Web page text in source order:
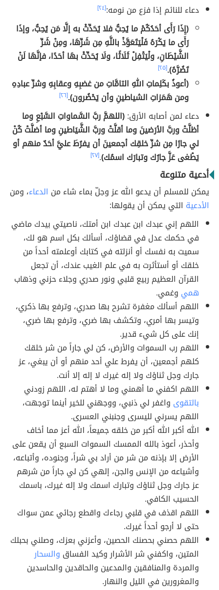
دعاء للنائم إذا فزع من نومه:[٢٤]
(إِذَا رَأَى أحَدُكُمْ ما يُحِبُّ فلا يُحَدِّثْ به إلَّا مَن يُحِبُّ، وإذَا
رَأَى ما يَكْرَهُ فَلْيَتَعَوَّذْ باللَّهِ مِن شَرِّهَا، ومِنْ شَرِّ
الشَّيْطَانِ، ولْيَتْفِلْ ثَلَاثًا، ولَا يُحَدِّثْ بهَا أحَدًا، فإنَّهَا لَنْ
تَضُرَّهُ).[٢٥]
(أعوذُ بكَلِماتِ اللهِ التامَّاتِ من غضبِهِ وعقابِهِ وشرِّ عبادِهِ
ومن هَمَزاتِ الشياطينِ وأن يَحْضُرون).[٢٦]
دعاء لمن أصابه الأرق:(اللهمَّ ربَّ السَّماواتِ السَّبْعِ وما
أظلَّتْ وربَّ الأرَضينَ وما أقلَّتْ وربَّ الشَّيَاطينِ وما أضلَّتْ كُنْ
لي جارًا مِن شرِّ خلقِك أجمعينَ أن يفرُطَ عليَّ أحَدٌ منهم أو
يَطْغى عَزَّ جارُك وتبارَك اسمُك).[٢٧]
أدعية متنوعة
يمكن للمسلم أن يدعو الله عز وجلّ بماء شاء من الدعاء، ومن
الأدعية التي يمكن أن يقولها:
اللهم إني عبدك ابن عبدك ابن أمتك، ناصيتي بيدك ماضي
في حكمك عدل في قضاؤك، أسألك بكل اسم هو لك،
سميت به نفسك أو أنزلته في كتابك أوعلمته أحداً من
خلقك أو أستأثرت به في علم الغيب عندك، أن تجعل
القرآن العظيم ربيع قلبي ونور صدري وجلاء حزني وذهاب
همي وغمي.
اللهم أسألك مغفرة تشرح بها صدري، وترفع بها ذكري،
وتيسر بها أمري، وتكشف بها ضري، وترفع بها ضري،
إنك على كل شيء قدير.
اللهم رب السموات والأرض، كن لي جاراً من شر خلقك
كلهم أجمعين، أن يفرط علي أحد منهم أو أن يبغي، عز
جارك وجل ثناؤك ولا إله غيرك لا إله إلا أنت.
اللهم اكفني ما أهمني وما لا أهتم له، اللهم زودني
بالتقوى واغفر لي ذنبي، ووجهني للخير أينما توجهت،
اللهم يسرني لليسرى وجنبني العسرى.
الله أكبر الله أكبر من خلقه جميعاً، الله أعز مما أخاف
وأحذر، أعوذ بالله الممسك السموات السبع أن يقعن على
الأرض إلا بإذنه من شر من أراد بي شراً، وجنوده، وأتباعه،
وأشياعه من الإنس والجن، إلهي كن لي جاراً من شرهم
عز جارك وجل ثناؤك وتبارك اسمك ولا إله غيرك، باسمك
الحسيب الكافي.
اللهم اقذف في قلبي رجاءك واقطع رجائي عمن سواك
حتى لا أرجو أحداً غيرك.
اللهم حصني بحصنك الحصين، وأعزني بعزك، وصلني بحبلك
المتين، واكفني شر الأشرار وكيد الفساق والسحار
والمردة والمنافقين والمدعين والحاقدين والحاسدين
والمغرورين في الليل والنهار.